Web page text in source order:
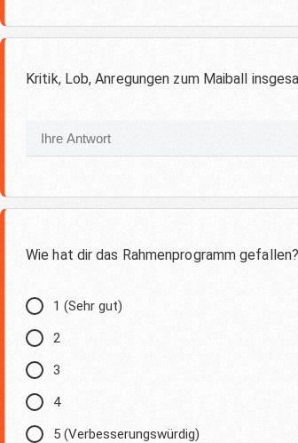
Kritik, Lob, Anregungen zum Maiball
Wie hat dir das Rahmenprogramm gefallen?
1 (Sehr gut)
2
3
4
5 (Verbesserungswürdig)